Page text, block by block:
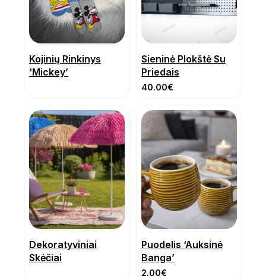
Kojinių Rinkinys
‘Mickey’
Sieninė Plokštė Su
Priedais
40.00€
Dekoratyviniai
Skėčiai
Puodelis ‘Auksinė
Banga’
2.00€